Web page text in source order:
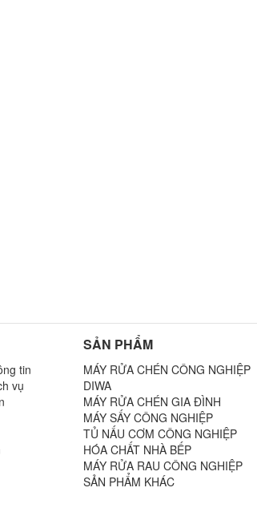
tin
vụ
SẢN PHẨM
MÁY RỬA CHÉN CÔNG NGHIỆP
DIWA
MÁY RỬA CHÉN GIA ĐÌNH
MÁY SẤY CÔNG NGHIỆP
TỦ NẤU CƠM CÔNG NGHIỆP
HÓA CHẤT NHÀ BẾP
MÁY RỬA RAU CÔNG NGHIỆP
SẢN PHẨM KHÁC